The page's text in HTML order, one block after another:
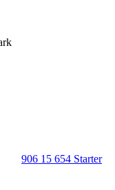
906 15 654 Starter